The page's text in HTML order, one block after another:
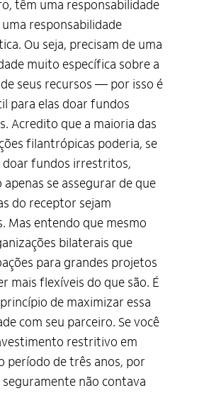
têm uma responsabilidade
responsabilidade
Ou seja, precisam de uma
muito específica sobre a
seus recursos — por isso é
para elas doar fundos
Acredito que a maioria das
filantrópicas poderia, se
doar fundos irrestritos,
se assegurar de que
do receptor sejam
Mas entendo que mesmo
bilaterais que
para grandes projetos
mais flexíveis do que são. É
de maximizar essa
com seu parceiro. Se você
restritivo em
período de três anos, por
não contava